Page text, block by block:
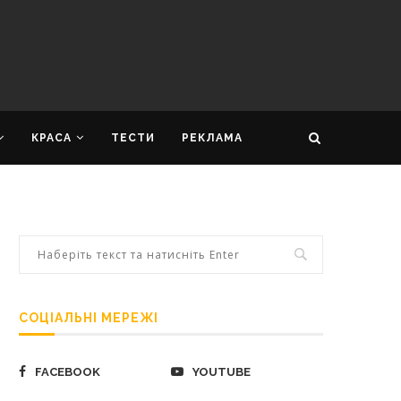
КРАСА ТЕСТИ РЕКЛАМА
СОЦІАЛЬНІ МЕРЕЖІ
FACEBOOK YOUTUBE